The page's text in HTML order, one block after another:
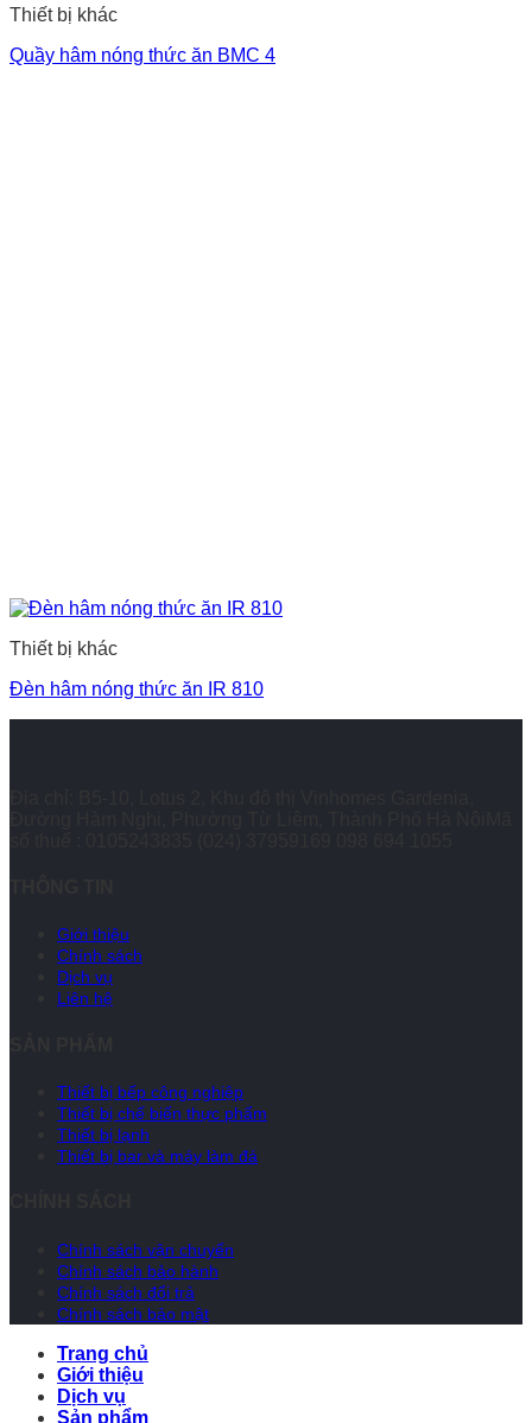
Thiết bị khác
Quầy hâm nóng thức ăn BMC 4
Thiết bị khác
Đèn hâm nóng thức ăn IR 810
Giới thiệu
Chính sách
Dịch vụ
Liên hệ
Thiết bị bếp công nghiệp
Thiết bị chế biến thực phẩm
Thiết bị lạnh
Thiết bị bar và máy làm đá
Chính sách vận chuyển
Chính sách bảo hành
Chính sách đổi trả
Chính sách bảo mật
Trang chủ
Giới thiệu
Dịch vụ
Sản phẩm